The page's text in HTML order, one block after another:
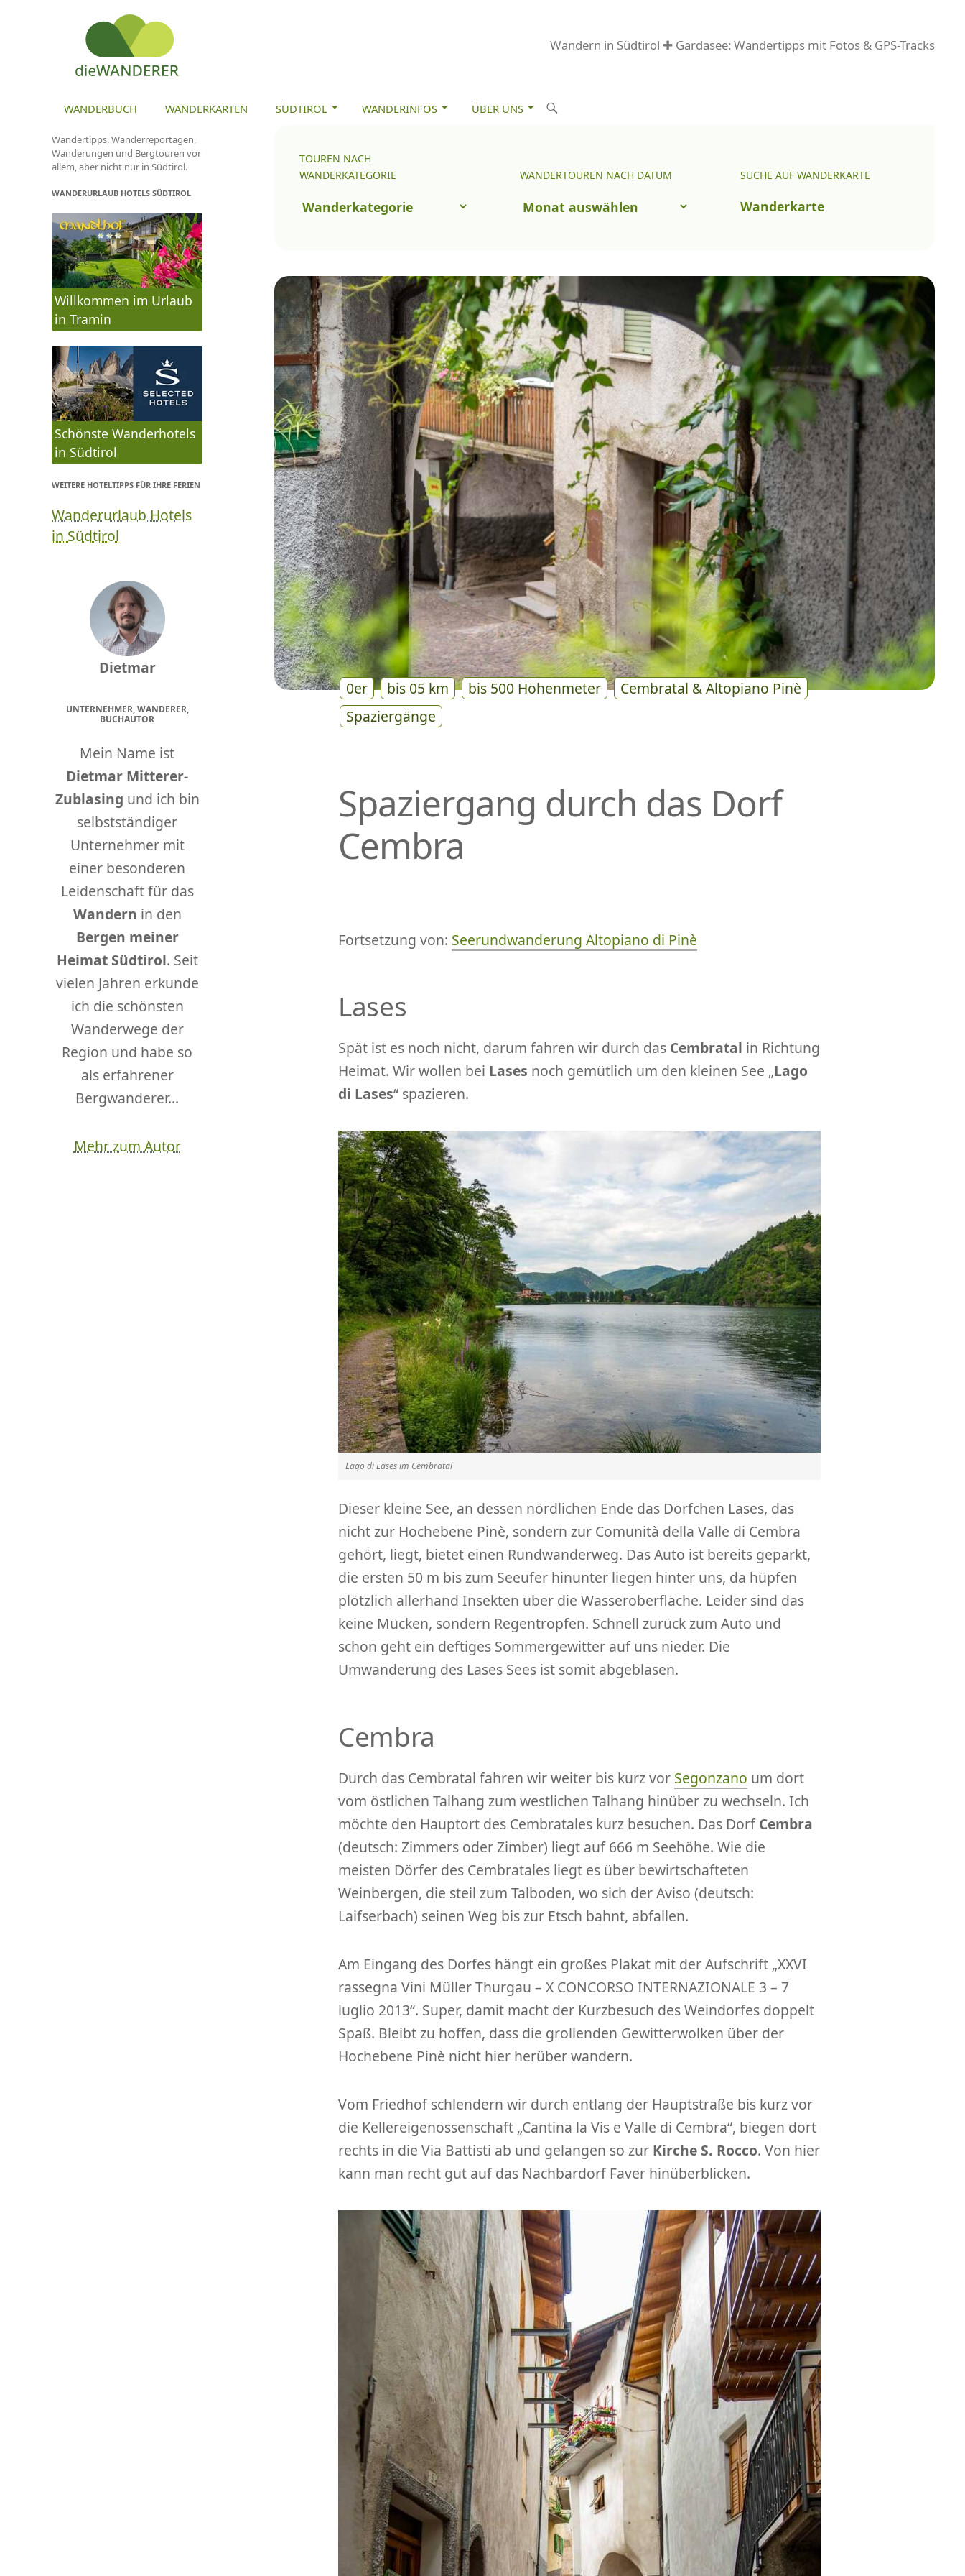
Wandern in Südtirol ✚ Gardasee: Wandertipps mit Fotos & GPS-Tracks
S
h
n
WANDERBUCH WANDERKARTEN SÜDTIROL WANDERINFOS ÜBER UNS
TOUREN NACH
WANDERKATEGORIE
Touren
WANDERTOUREN NACH DATUM
nach
Datum
SUCHE AUF WANDERKARTE
Wanderkarte
0er bis 05 km bis 500 Höhenmeter
Cembratal & Altopiano Pinè
Spaziergänge
Spaziergang durch das Dorf
Cembra
Fortsetzung von: Seerundwanderung Altopiano di Pinè
Lases
Spät ist es noch nicht, darum fahren wir durch das Cembratal in Richtung
Heimat. Wir wollen bei Lases noch gemütlich um den kleinen See „Lago
di Lases“ spazieren.
Lago di Lases im Cembratal
Dieser kleine See, an dessen nördlichen Ende das Dörfchen Lases, das
nicht zur Hochebene Pinè, sondern zur Comunità della Valle di Cembra
gehört, liegt, bietet einen Rundwanderweg. Das Auto ist bereits geparkt,
die ersten 50 m bis zum Seeufer hinunter liegen hinter uns, da hüpfen
plötzlich allerhand Insekten über die Wasseroberfläche. Leider sind das
keine Mücken, sondern Regentropfen. Schnell zurück zum Auto und
schon geht ein deftiges Sommergewitter auf uns nieder. Die
Umwanderung des Lases Sees ist somit abgeblasen.
Cembra
Durch das Cembratal fahren wir weiter bis kurz vor Segonzano um dort
vom östlichen Talhang zum westlichen Talhang hinüber zu wechseln. Ich
möchte den Hauptort des Cembratales kurz besuchen. Das DorfCembra
(deutsch: Zimmers oder Zimber) liegt auf 666 m Seehöhe. Wie die
meisten Dörfer des Cembratales liegt es über bewirtschafteten
Weinbergen, die steil zum Talboden, wo sich der Aviso (deutsch:
Laifserbach) seinen Weg bis zur Etsch bahnt, abfallen.
Am Eingang des Dorfes hängt ein großes Plakat mit der Aufschrift „XXVI
rassegna Vini Müller Thurgau – X CONCORSO INTERNAZIONALE 3 – 7
luglio 2013“. Super, damit macht der Kurzbesuch des Weindorfes doppelt
Spaß. Bleibt zu hoffen, dass die grollenden Gewitterwolken über der
Hochebene Pinè nicht hier herüber wandern.
Vom Friedhof schlendern wir durch entlang der Hauptstraße bis kurz vor
die Kellereigenossenschaft „Cantina la Vis e Valle di Cembra“, biegen dort
rechts in die Via Battisti ab und gelangen so zur Kirche S. Rocco. Von hier
kann man recht gut auf das Nachbardorf Faver hinüberblicken.
Wandertipps, Wanderreportagen,
Wanderungen und Bergtouren vor
allem, aber nicht nur in Südtirol.
WANDERURLAUB HOTELS SÜDTIROL
Willkommen im Urlaub
in Tramin
Schönste Wanderhotels
in Südtirol
WEITERE HOTELTIPPS FÜR IHRE FERIEN
Wanderurlaub Hotels
in Südtirol
Dietmar
UNTERNEHMER, WANDERER,
BUCHAUTOR
Mein Name ist
Dietmar Mitterer-
Zublasing und ich bin
selbstständiger
Unternehmer mit
einer besonderen
Leidenschaft für das
Wandern in den
Bergen meiner
Heimat Südtirol. Seit
vielen Jahren erkunde
ich die schönsten
Wanderwege der
Region und habe so
als erfahrener
Bergwanderer...
Mehr zum Autor